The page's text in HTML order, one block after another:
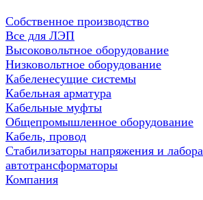
Собственное производство
Все для ЛЭП
Высоковольтное оборудование
Низковольтное оборудование
Кабеленесущие системы
Кабельная арматура
Кабельные муфты
Общепромышленное оборудование
Кабель, провод
Стабилизаторы напряжения и
автотрансформаторы
Компания